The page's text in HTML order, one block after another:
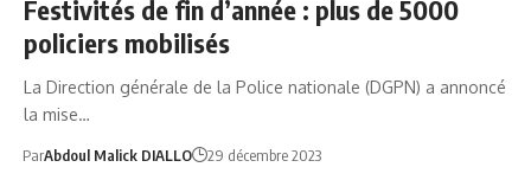
Festivités de fin d’année : plus de 5000
policiers mobilisés
La Direction générale de la Police nationale (DGPN) a annoncé
la mise…
ParAbdoul Malick DIALLO 29 décembre 2023